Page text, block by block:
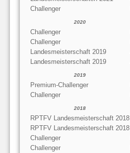
Challenger
2020
Challenger
Challenger
Landesmeisterschaft 2019
Landesmeisterschaft 2019
2019
Premium-Challenger
Challenger
2018
RPTFV Landesmeisterschaft 2018
RPTFV Landesmeisterschaft 2018
Challenger
Challenger